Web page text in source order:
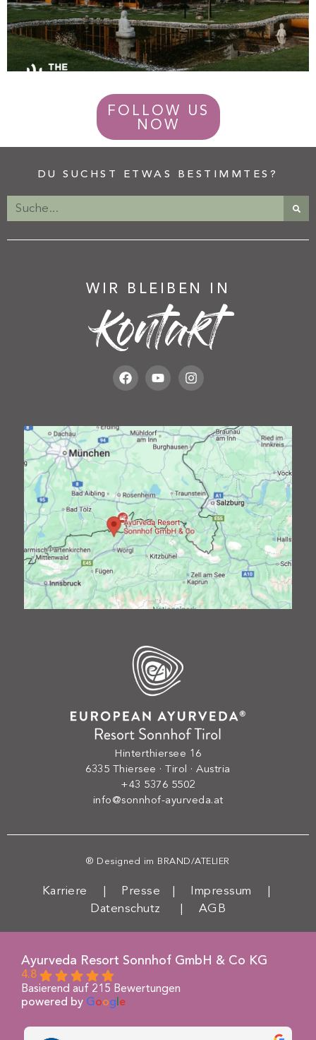
FOLLOW US
NOW
DU SUCHST ETWAS BESTIMMTES?
WIR BLEIBEN IN
Kontakt
Hinterthiersee 16
6335 Thiersee · Tirol · Austria
+43 5376 5502
info@sonnhof-ayurveda.at
® Designed im BRAND/ATELIER
Karriere Presse Impressum
Datenschutz
AGB
Ayurveda Resort Sonnhof GmbH & Co KG
4.8
Basierend auf 215 Bewertungen
powered by Goog e